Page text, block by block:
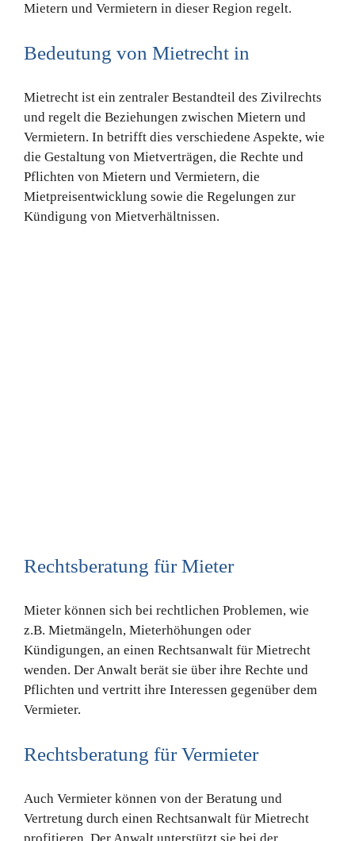
Mietern und Vermietern in dieser Region regelt.
Bedeutung von Mietrecht in
Mietrecht ist ein zentraler Bestandteil des Zivilrechts
und regelt die Beziehungen zwischen Mietern und
Vermietern. In betrifft dies verschiedene Aspekte, wie
die Gestaltung von Mietverträgen, die Rechte und
Pflichten von Mietern und Vermietern, die
Mietpreisentwicklung sowie die Regelungen zur
Kündigung von Mietverhältnissen.
Rechtsberatung für Mieter
Mieter können sich bei rechtlichen Problemen, wie
z.B. Mietmängeln, Mieterhöhungen oder
Kündigungen, an einen Rechtsanwalt für Mietrecht
wenden. Der Anwalt berät sie über ihre Rechte und
Pflichten und vertritt ihre Interessen gegenüber dem
Vermieter.
Rechtsberatung für Vermieter
Auch Vermieter können von der Beratung und
Vertretung durch einen Rechtsanwalt für Mietrecht